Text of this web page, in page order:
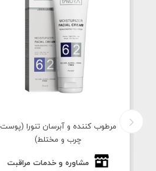
مرطوب کننده و آبرسان تنورا (پوست
چرب و مختلط)
مشاوره و خدمات مراقبت